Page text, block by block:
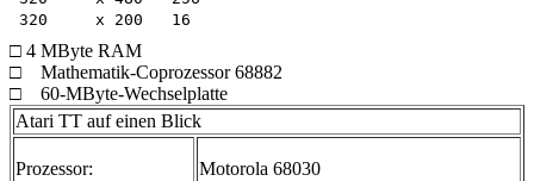
□ 4 MByte RAM
□ Mathematik-Coprozessor 68882
□ 60-MByte-Wechselplatte
Atari TT auf einen Blick
Prozessor: Motorola 68030